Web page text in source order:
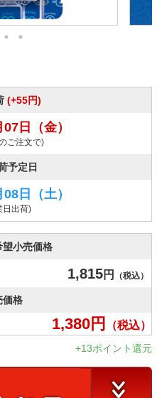
(+55円)
日 （金）
ご注文で)
予定日
日 （土）
日出荷)
望小売価格
1,815円 （税込）
価格
1,380円 （税込）
+13ポイント還元